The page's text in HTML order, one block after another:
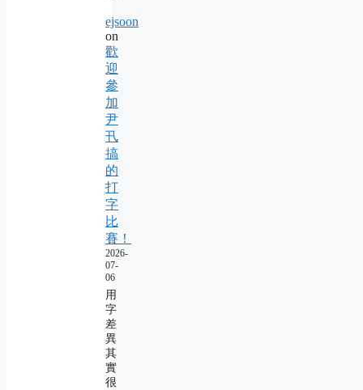
ejsoon
on
歡
迎
參
加
尹
卂
搞
的
打
字
比
賽！
2026-
07-
06
用
字
差
異
其
實
很